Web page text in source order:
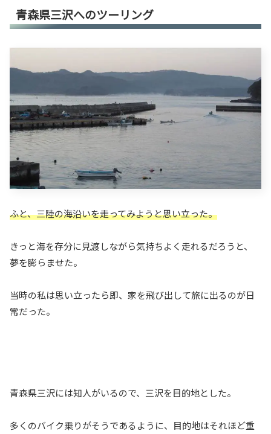
青森県三沢へのツーリング
ふと、三陸の海沿いを走ってみようと思い立った。
きっと海を存分に見渡しながら気持ちよく走れるだろうと、
夢を膨らませた。
当時の私は思い立ったら即、家を飛び出して旅に出るのが日
常だった。
青森県三沢には知人がいるので、三沢を目的地とした。
多くのバイク乗りがそうであるように、目的地はそれほど重